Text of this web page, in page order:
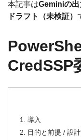
本記事はGeminiの出
ドラフト（未検証）
CredSSP
導入
目的と前提 / 設